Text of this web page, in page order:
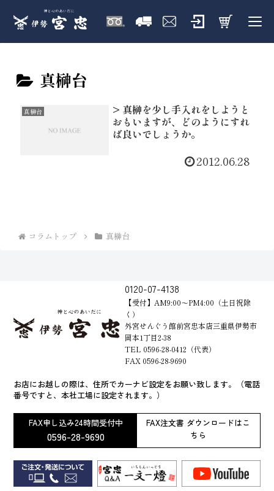
真榊台
真榊台
> 真榊を少し手入れをしようと
おもいますが、どのようにすれ
ば良いでしょうか。
2012.06.28
コラムトップ 真榊台
0120-07-4138
【受付】AM9:00～PM4:00（土日祝除
く）
外宮せんぐう館前宮忠本店三重県伊勢市
岡本1丁目2-38
TEL 0596-28-0412（代表）
FAX 0596-28-9690
お店にお越しの際は、住所でカーナビ設定をお願い致します。（電話
番号ですと、本社工場に設定されます。）
FAX申し込み24時間受付中
0596-28-9690
FAX注文書 ダウンロードはこ
ちら